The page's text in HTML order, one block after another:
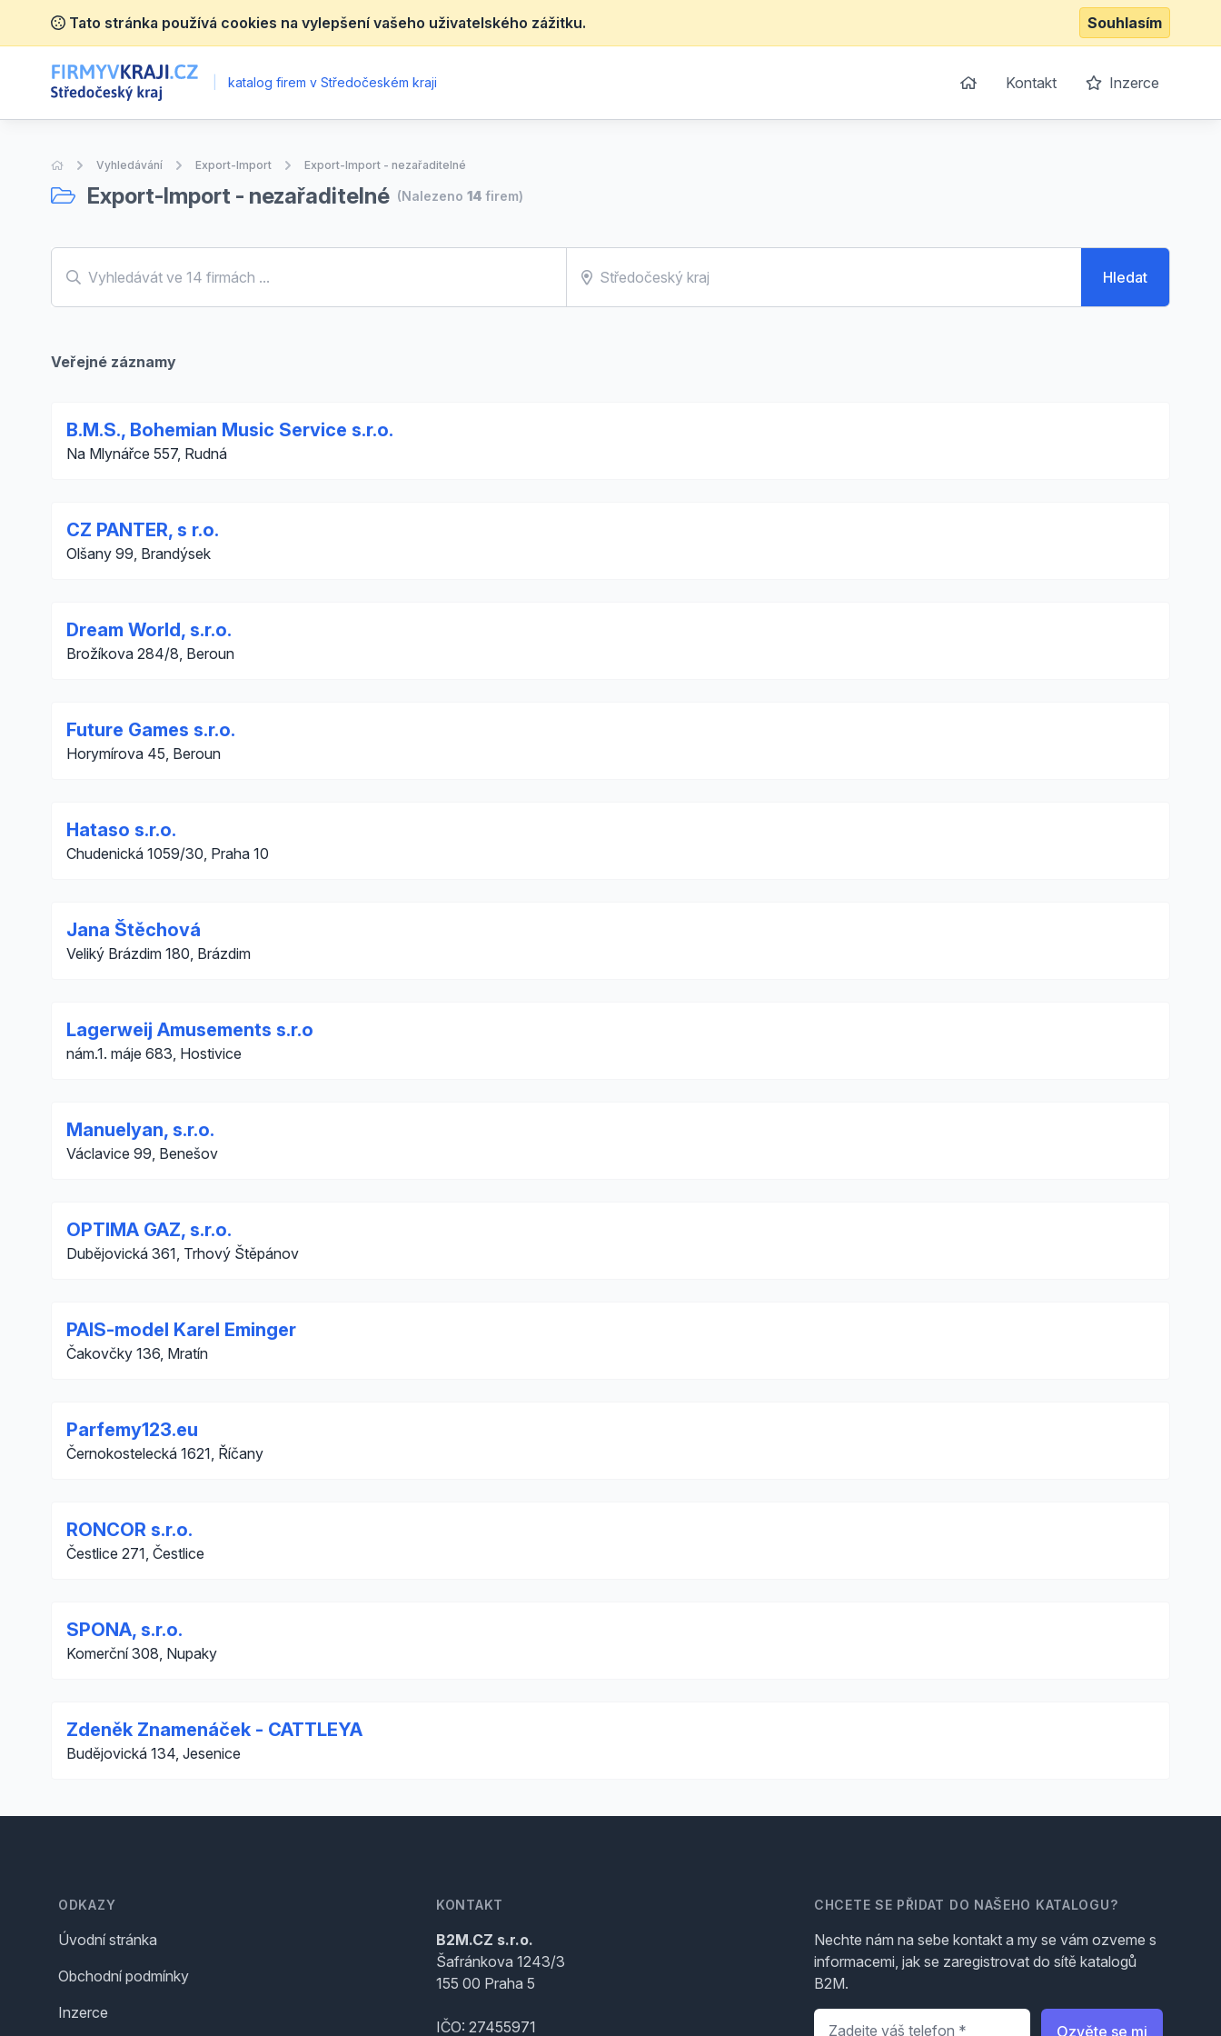
Tato stránka používá cookies na vylepšení vašeho uživatelského zážitku. Souhlasím
katalog firem v Středočeském kraji Kontakt Inzerce
Úvodní stránka
Vyhledávání Export-Import Export-Import - nezařaditelné
Export-Import - nezařaditelné (Nalezeno 14 firem)
Hledat
Veřejné záznamy
B.M.S., Bohemian Music Service s.r.o.
Na Mlynářce 557, Rudná
CZ PANTER, s r.o.
Olšany 99, Brandýsek
Dream World, s.r.o.
Brožíkova 284/8, Beroun
Future Games s.r.o.
Horymírova 45, Beroun
Hataso s.r.o.
Chudenická 1059/30, Praha 10
Jana Štěchová
Veliký Brázdim 180, Brázdim
Lagerweij Amusements s.r.o
nám.1. máje 683, Hostivice
Manuelyan, s.r.o.
Václavice 99, Benešov
OPTIMA GAZ, s.r.o.
Dubějovická 361, Trhový Štěpánov
PAIS-model Karel Eminger
Čakovčky 136, Mratín
Parfemy123.eu
Černokostelecká 1621, Říčany
RONCOR s.r.o.
Čestlice 271, Čestlice
SPONA, s.r.o.
Komerční 308, Nupaky
Zdeněk Znamenáček - CATTLEYA
Budějovická 134, Jesenice
ODKAZY
Úvodní stránka
Obchodní podmínky
Inzerce
KONTAKT
B2M.CZ s.r.o.
Šafránkova 1243/3
155 00 Praha 5
IČO: 27455971
CHCETE SE PŘIDAT DO NAŠEHO KATALOGU?
Nechte nám na sebe kontakt a my se vám ozveme s
informacemi, jak se zaregistrovat do sítě katalogů
B2M.
Telefon
Ozvěte se mi